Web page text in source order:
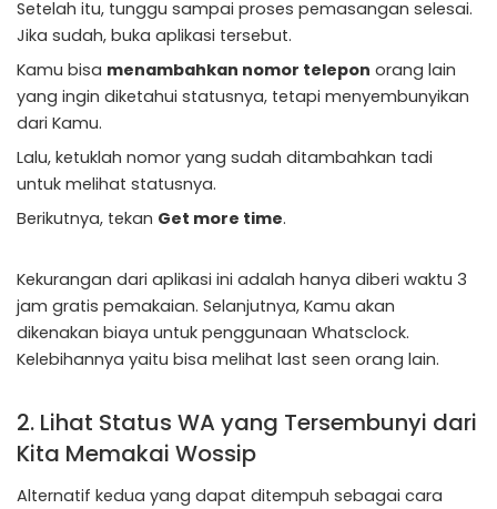
Setelah itu, tunggu sampai proses pemasangan selesai.
Jika sudah, buka aplikasi tersebut.
Kamu bisa menambahkan nomor telepon orang lain
yang ingin diketahui statusnya, tetapi menyembunyikan
dari Kamu.
Lalu, ketuklah nomor yang sudah ditambahkan tadi
untuk melihat statusnya.
Berikutnya, tekan Get more time.
Kekurangan dari aplikasi ini adalah hanya diberi waktu 3
jam gratis pemakaian. Selanjutnya, Kamu akan
dikenakan biaya untuk penggunaan Whatsclock.
Kelebihannya yaitu bisa melihat last seen orang lain.
2. Lihat Status WA yang Tersembunyi dari
Kita Memakai Wossip
Alternatif kedua yang dapat ditempuh sebagai cara